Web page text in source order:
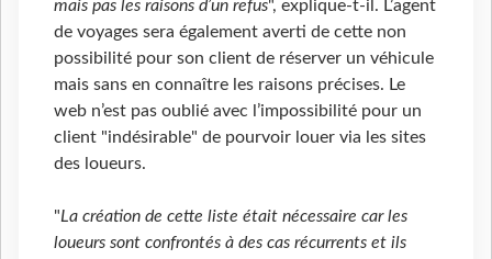
mais pas les raisons d’un refus", explique-t-il. L’agent
de voyages sera également averti de cette non
possibilité pour son client de réserver un véhicule
mais sans en connaître les raisons précises. Le
web n’est pas oublié avec l’impossibilité pour un
client "indésirable" de pourvoir louer via les sites
des loueurs.
"La création de cette liste était nécessaire car les
loueurs sont confrontés à des cas récurrents et ils